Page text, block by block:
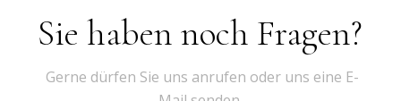
Sie haben noch Fragen?
Gerne dürfen Sie uns anrufen oder uns eine E-